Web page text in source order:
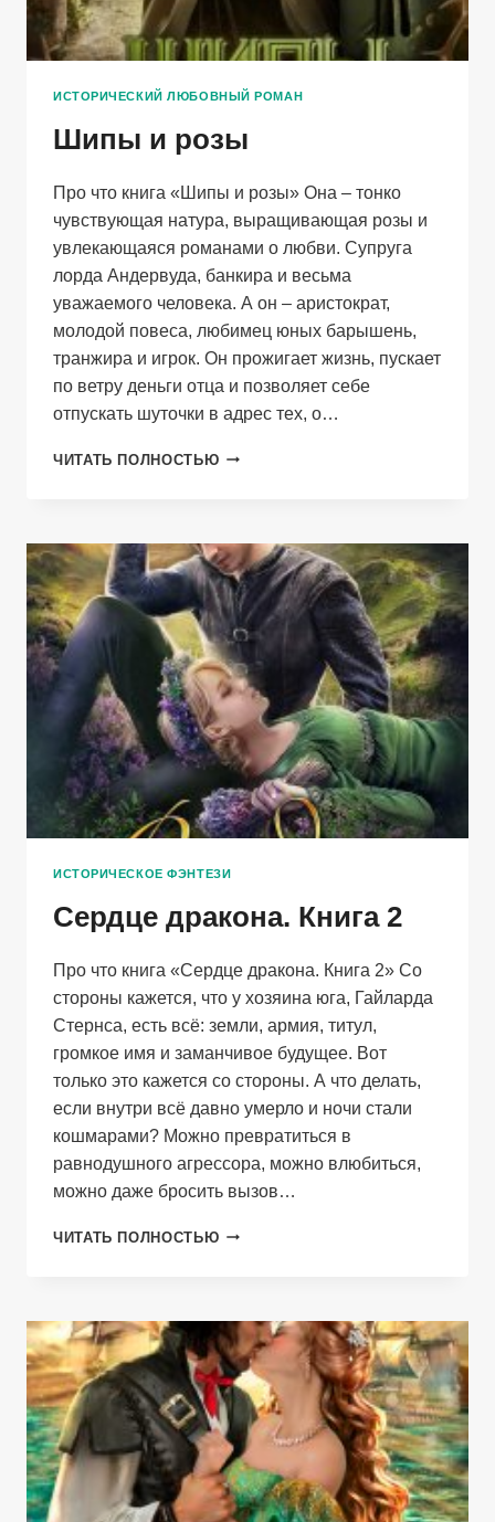
ИСТОРИЧЕСКИЙ ЛЮБОВНЫЙ РОМАН
Шипы и розы
Про что книга «Шипы и розы» Она – тонко
чувствующая натура, выращивающая розы и
увлекающаяся романами о любви. Супруга
лорда Андервуда, банкира и весьма
уважаемого человека. А он – аристократ,
молодой повеса, любимец юных барышень,
транжира и игрок. Он прожигает жизнь, пускает
по ветру деньги отца и позволяет себе
отпускать шуточки в адрес тех, о…
ЧИТАТЬ ПОЛНОСТЬЮ ШИПЫ
ИСТОРИЧЕСКОЕ ФЭНТЕЗИ
Сердце дракона. Книга 2
Про что книга «Сердце дракона. Книга 2» Со
стороны кажется, что у хозяина юга, Гайларда
Стернса, есть всё: земли, армия, титул,
громкое имя и заманчивое будущее. Вот
только это кажется со стороны. А что делать,
если внутри всё давно умерло и ночи стали
кошмарами? Можно превратиться в
равнодушного агрессора, можно влюбиться,
можно даже бросить вызов…
ЧИТАТЬ ПОЛНОСТЬЮ СЕРДЦЕ